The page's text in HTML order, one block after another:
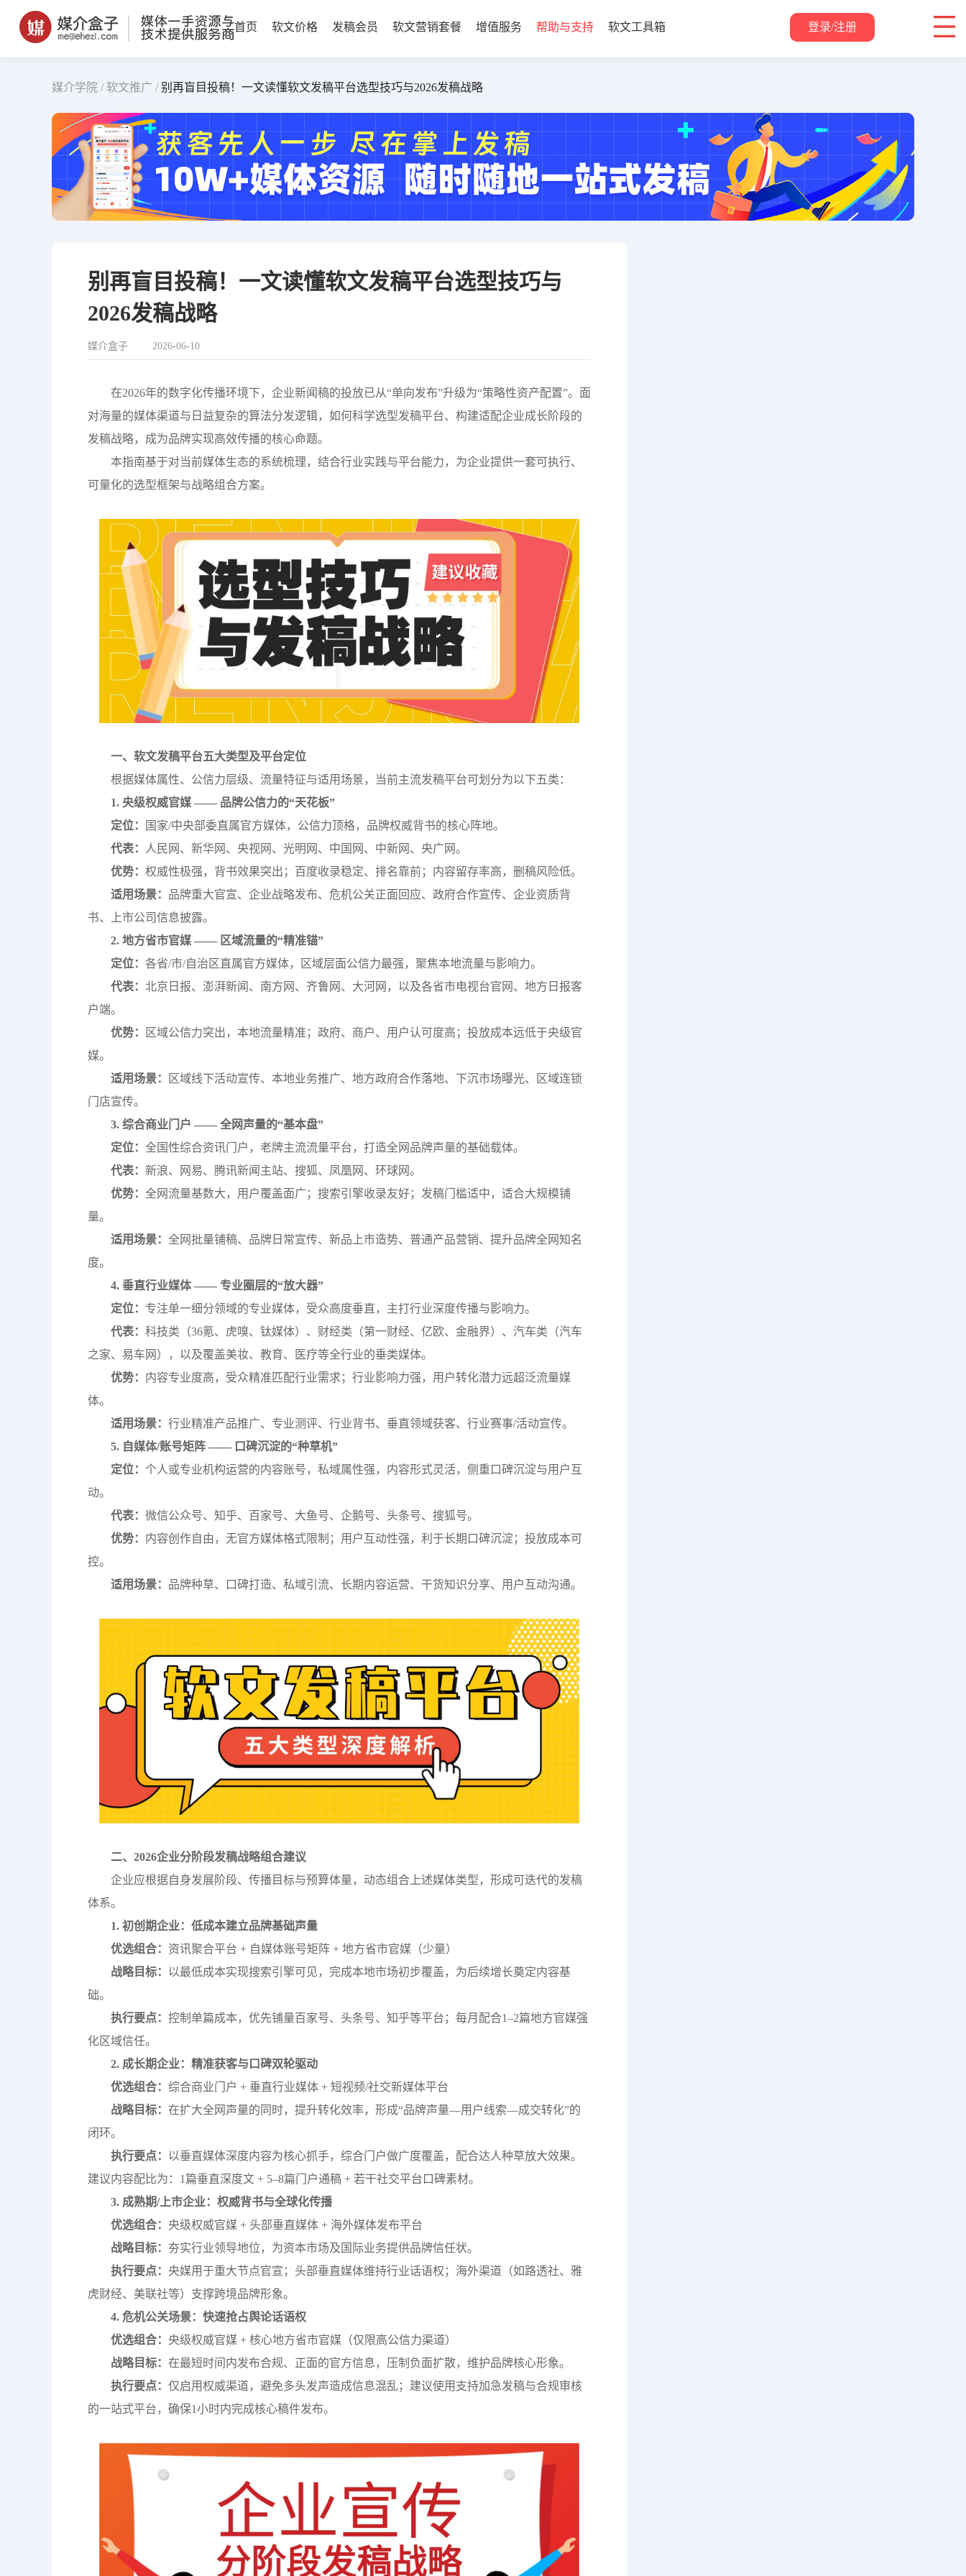
首页 软文价格 发稿会员 软文营销套餐 增值服务 帮助与支持 软文工具箱 登录/注册
媒介学院 / 软文推广 /别再盲目投稿！一文读懂软文发稿平台选型技巧与2026发稿战略
别再盲目投稿！一文读懂软文发稿平台选型技巧与
2026发稿战略
媒介盒子 2026-06-10
在2026年的数字化传播环境下，企业新闻稿的投放已从“单向发布”升级为“策略性资产配置”。面
对海量的媒体渠道与日益复杂的算法分发逻辑，如何科学选型发稿平台、构建适配企业成长阶段的
发稿战略，成为品牌实现高效传播的核心命题。
本指南基于对当前媒体生态的系统梳理，结合行业实践与平台能力，为企业提供一套可执行、
可量化的选型框架与战略组合方案。
一、软文发稿平台五大类型及平台定位
根据媒体属性、公信力层级、流量特征与适用场景，当前主流发稿平台可划分为以下五类：
1. 央级权威官媒 —— 品牌公信力的“天花板”
定位：
国家/中央部委直属官方媒体，公信力顶格，品牌权威背书的核心阵地。
代表：
人民网、新华网、央视网、光明网、中国网、中新网、央广网。
优势： 权威性极强，背书效果突出；百度收录稳定、排名靠前；内容留存率高，删稿风险低。
适用场景： 品牌重大官宣、企业战略发布、危机公关正面回应、政府合作宣传、企业资质背
书、上市公司信息披露。
2. 地方省市官媒 —— 区域流量的“精准锚”
定位： 各省/市/自治区直属官方媒体，区域层面公信力最强，聚焦本地流量与影响力。
代表： 北京日报、澎湃新闻、南方网、齐鲁网、大河网，以及各省市电视台官网、地方日报客
户端。
优势：
区域公信力突出，本地流量精准；政府、商户、用户认可度高；投放成本远低于央级官
媒。
适用场景：
区域线下活动宣传、本地业务推广、地方政府合作落地、下沉市场曝光、区域连锁
门店宣传。
3. 综合商业门户 —— 全网声量的“基本盘”
定位： 全国性综合资讯门户，老牌主流流量平台，打造全网品牌声量的基础载体。
代表： 新浪、网易、腾讯新闻主站、搜狐、凤凰网、环球网。
优势： 全网流量基数大，用户覆盖面广；搜索引擎收录友好；发稿门槛适中，适合大规模铺
量。
适用场景： 全网批量铺稿、品牌日常宣传、新品上市造势、普通产品营销、提升品牌全网知名
度。
4. 垂直行业媒体 —— 专业圈层的“放大器”
定位： 专注单一细分领域的专业媒体，受众高度垂直，主打行业深度传播与影响力。
代表： 科技类（36氪、虎嗅、钛媒体）、财经类（第一财经、亿欧、金融界）、汽车类（汽车
之家、易车网），以及覆盖美妆、教育、医疗等全行业的垂类媒体。
优势： 内容专业度高，受众精准匹配行业需求；行业影响力强，用户转化潜力远超泛流量媒
体。
适用场景： 行业精准产品推广、专业测评、行业背书、垂直领域获客、行业赛事/活动宣传。
5. 自媒体/账号矩阵 —— 口碑沉淀的“种草机”
定位： 个人或专业机构运营的内容账号，私域属性强，内容形式灵活，侧重口碑沉淀与用户互
动。
代表： 微信公众号、知乎、百家号、大鱼号、企鹅号、头条号、搜狐号。
优势： 内容创作自由，无官方媒体格式限制；用户互动性强，利于长期口碑沉淀；投放成本可
控。
适用场景： 品牌种草、口碑打造、私域引流、长期内容运营、干货知识分享、用户互动沟通。
二、2026企业分阶段发稿战略组合建议
企业应根据自身发展阶段、传播目标与预算体量，动态组合上述媒体类型，形成可迭代的发稿
体系。
1. 初创期企业：低成本建立品牌基础声量
优选组合： 资讯聚合平台 + 自媒体账号矩阵 + 地方省市官媒（少量）
战略目标： 以最低成本实现搜索引擎可见，完成本地市场初步覆盖，为后续增长奠定内容基
础。
执行要点： 控制单篇成本，优先铺量百家号、头条号、知乎等平台；每月配合1–2篇地方官媒强
化区域信任。
2. 成长期企业：精准获客与口碑双轮驱动
优选组合： 综合商业门户 + 垂直行业媒体 + 短视频/社交新媒体平台
战略目标： 在扩大全网声量的同时，提升转化效率，形成“品牌声量—用户线索—成交转化”的
闭环。
执行要点： 以垂直媒体深度内容为核心抓手，综合门户做广度覆盖，配合达人种草放大效果。
建议内容配比为：1篇垂直深度文 + 5–8篇门户通稿 + 若干社交平台口碑素材。
3. 成熟期/上市企业：权威背书与全球化传播
优选组合： 央级权威官媒 + 头部垂直媒体 + 海外媒体发布平台
战略目标： 夯实行业领导地位，为资本市场及国际业务提供品牌信任状。
执行要点： 央媒用于重大节点官宣；头部垂直媒体维持行业话语权；海外渠道（如路透社、雅
虎财经、美联社等）支撑跨境品牌形象。
4. 危机公关场景：快速抢占舆论话语权
优选组合： 央级权威官媒 + 核心地方省市官媒（仅限高公信力渠道）
战略目标： 在最短时间内发布合规、正面的官方信息，压制负面扩散，维护品牌核心形象。
执行要点： 仅启用权威渠道，避免多头发声造成信息混乱；建议使用支持加急发稿与合规审核
的一站式平台，确保1小时内完成核心稿件发布。